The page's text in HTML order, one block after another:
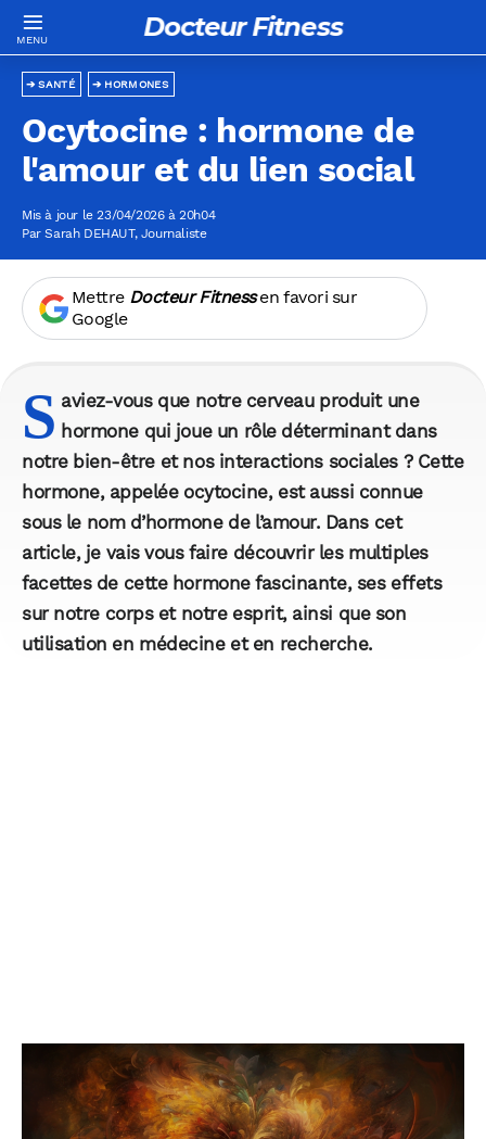
Docteur Fitness
HORMONES
SANTÉ
Ocytocine : hormone de
l'amour et du lien social
Mis à jour le 23/04/2026 à 20h04
ParSarah DEHAUT, Journaliste
Mettre Docteur Fitnessen favori sur
Google
S aviez-vous que notre cerveau produit une
hormone qui joue un rôle déterminant dans
notre bien-être et nos interactions sociales ? Cette
hormone, appelée ocytocine, est aussi connue
sous le nom d’hormone de l’amour. Dans cet
article, je vais vous faire découvrir les multiples
facettes de cette hormone fascinante, ses effets
sur notre corps et notre esprit, ainsi que son
utilisation en médecine et en recherche.